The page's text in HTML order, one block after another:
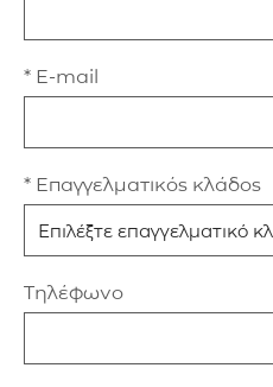
* E-mail
* Επαγγελματικός κλάδος
Τηλέφωνο